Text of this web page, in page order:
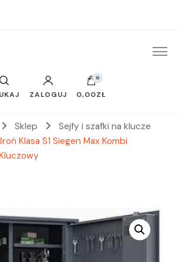
ZALOGUJ
0
0,00ZŁ
Sklep
Sejfy i szafki na klucze
Klasa S1 Siegen Max Kombi